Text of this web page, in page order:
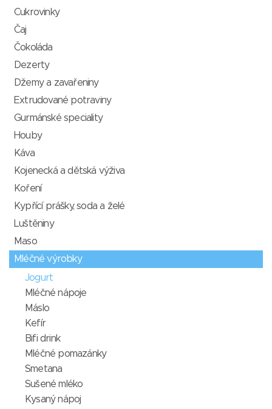
Cukrovinky
Čaj
Čokoláda
Dezerty
Džemy a zavařeniny
Extrudované potraviny
Gurmánské speciality
Houby
Káva
Kojenecká a dětská výživa
Koření
Kypřící prášky, soda a želé
Luštěniny
Maso
Mléčné výrobky
Jogurt
Mléčné nápoje
Máslo
Kefír
Bifi drink
Mléčné pomazánky
Smetana
Sušené mléko
Kysaný nápoj